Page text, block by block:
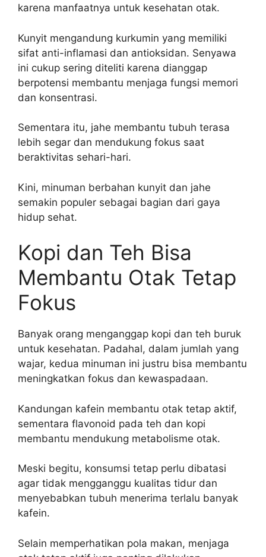
karena manfaatnya untuk kesehatan otak.
Kunyit mengandung kurkumin yang memiliki
sifat anti-inflamasi dan antioksidan. Senyawa
ini cukup sering diteliti karena dianggap
berpotensi membantu menjaga fungsi memori
dan konsentrasi.
Sementara itu, jahe membantu tubuh terasa
lebih segar dan mendukung fokus saat
beraktivitas sehari-hari.
Kini, minuman berbahan kunyit dan jahe
semakin populer sebagai bagian dari gaya
hidup sehat.
Kopi dan Teh Bisa
Membantu Otak Tetap
Fokus
Banyak orang menganggap kopi dan teh buruk
untuk kesehatan. Padahal, dalam jumlah yang
wajar, kedua minuman ini justru bisa membantu
meningkatkan fokus dan kewaspadaan.
Kandungan kafein membantu otak tetap aktif,
sementara flavonoid pada teh dan kopi
membantu mendukung metabolisme otak.
Meski begitu, konsumsi tetap perlu dibatasi
agar tidak mengganggu kualitas tidur dan
menyebabkan tubuh menerima terlalu banyak
kafein.
Selain memperhatikan pola makan, menjaga